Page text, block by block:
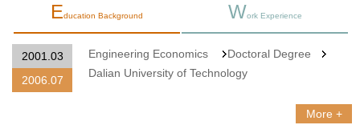
Education Background Work Experience
2001.03
2006.07
Engineering Economics
Doctoral Degree
Dalian University of Technology
More +